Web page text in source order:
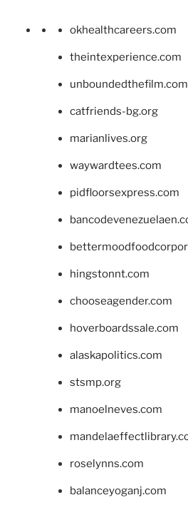
okhealthcareers.com
theintexperience.com
unboundedthefilm.com
catfriends-bg.org
marianlives.org
waywardtees.com
pidfloorsexpress.com
hingstonnt.com
chooseagender.com
hoverboardssale.com
alaskapolitics.com
stsmp.org
manoelneves.com
roselynns.com
balanceyoganj.com